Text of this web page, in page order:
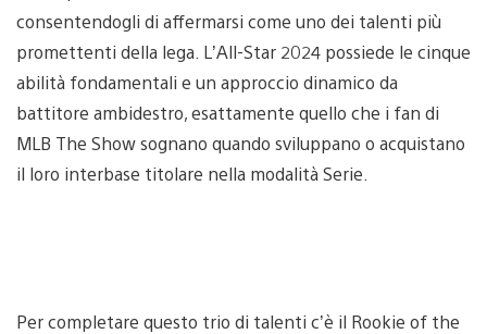
consentendogli di affermarsi come uno dei talenti più
promettenti della lega. L’All-Star 2024 possiede le cinque
abilità fondamentali e un approccio dinamico da
battitore ambidestro, esattamente quello che i fan di
MLB The Show sognano quando sviluppano o acquistano
il loro interbase titolare nella modalità Serie.
Per completare questo trio di talenti c’è il Rookie of the